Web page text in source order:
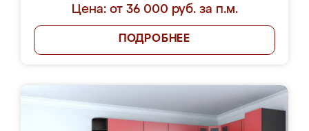
Цена: от 36 000 руб. за п.м.
ПОДРОБНЕЕ